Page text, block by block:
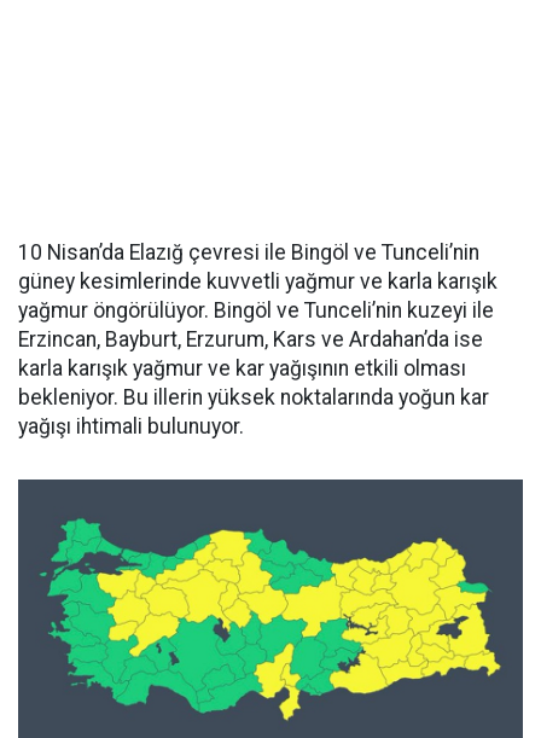
10 Nisan’da Elazığ çevresi ile Bingöl ve Tunceli’nin
güney kesimlerinde kuvvetli yağmur ve karla karışık
yağmur öngörülüyor. Bingöl ve Tunceli’nin kuzeyi ile
Erzincan, Bayburt, Erzurum, Kars ve Ardahan’da ise
karla karışık yağmur ve kar yağışının etkili olması
bekleniyor. Bu illerin yüksek noktalarında yoğun kar
yağışı ihtimali bulunuyor.